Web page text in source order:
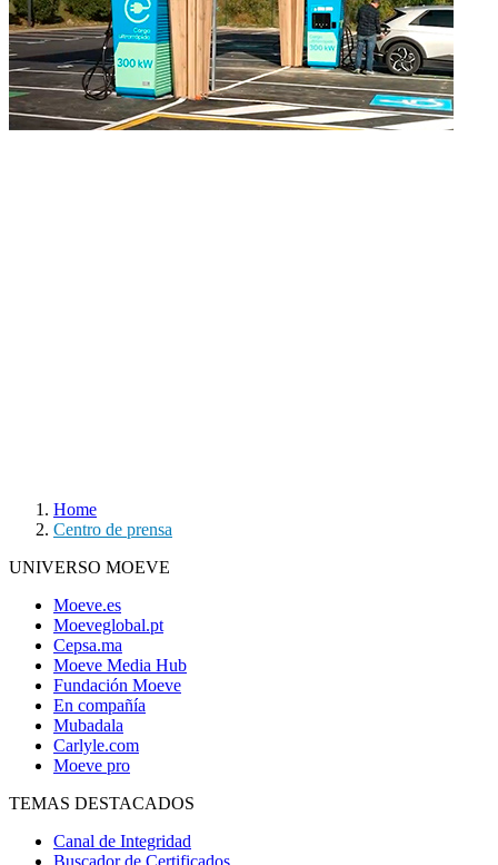
Home
Centro de prensa
UNIVERSO MOEVE
Moeve.es
Moeveglobal.pt
Cepsa.ma
Moeve Media Hub
Fundación Moeve
En compañía
Mubadala
Carlyle.com
Moeve pro
TEMAS DESTACADOS
Canal de Integridad
Buscador de Certificados